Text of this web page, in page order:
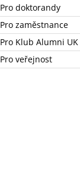
Pro doktorandy
Pro zaměstnance
Pro Klub Alumni UK
Pro veřejnost